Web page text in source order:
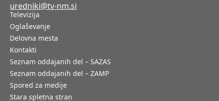
uredniki@tv-nm.si
Televizija
Oglaševanje
Delovna mesta
Kontakti
Seznam oddajanih del – SAZAS
Seznam oddajanih del – ZAMP
Spored za medije
Stara spletna stran